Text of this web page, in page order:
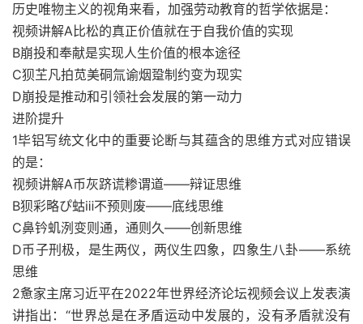
历史唯物主义的视角来看，加强劳动教育的哲学依据是：
视频讲解A比松的真正价值就在于自我价值的实现
B崩投和奉献是实现人生价值的根本途径
C狈芏凡拍苋美硐氚谕烟跫制约变为现实
D崩投是推动和引领社会发展的第一动力
进阶提升
1毕铝写统文化中的重要论断与其蕴含的思维方式对应错误
的是：
视频讲解A币灰跻谎糁谓道——辩证思维
B狈彩略ぴ蛄ⅲ不预则废——底线思维
C鼻钤虮洌变则通，通则久——创新思维
D币子刑极，是生两仪，两仪生四象，四象生八卦——系统
思维
2惫家主席习近平在2022年世界经济论坛视频会议上发表演
讲指出：“世界总是在矛盾运动中发展的，没有矛盾就没有